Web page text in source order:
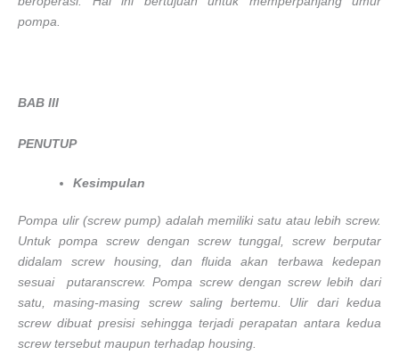
pompa.
BAB III
PENUTUP
Kesimpulan
Pompa ulir (screw pump) adalah memiliki satu atau lebih screw.
Untuk pompa screw dengan screw tunggal, screw berputar
didalam screw housing, dan fluida akan terbawa kedepan
sesuai putaranscrew. Pompa screw dengan screw lebih dari
satu, masing-masing screw saling bertemu. Ulir dari kedua
screw dibuat presisi sehingga terjadi perapatan antara kedua
screw tersebut maupun terhadap housing.